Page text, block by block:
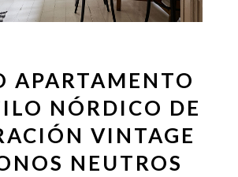
APARTAMENTO
NÓRDICO DE
VINTAGE
NEUTROS